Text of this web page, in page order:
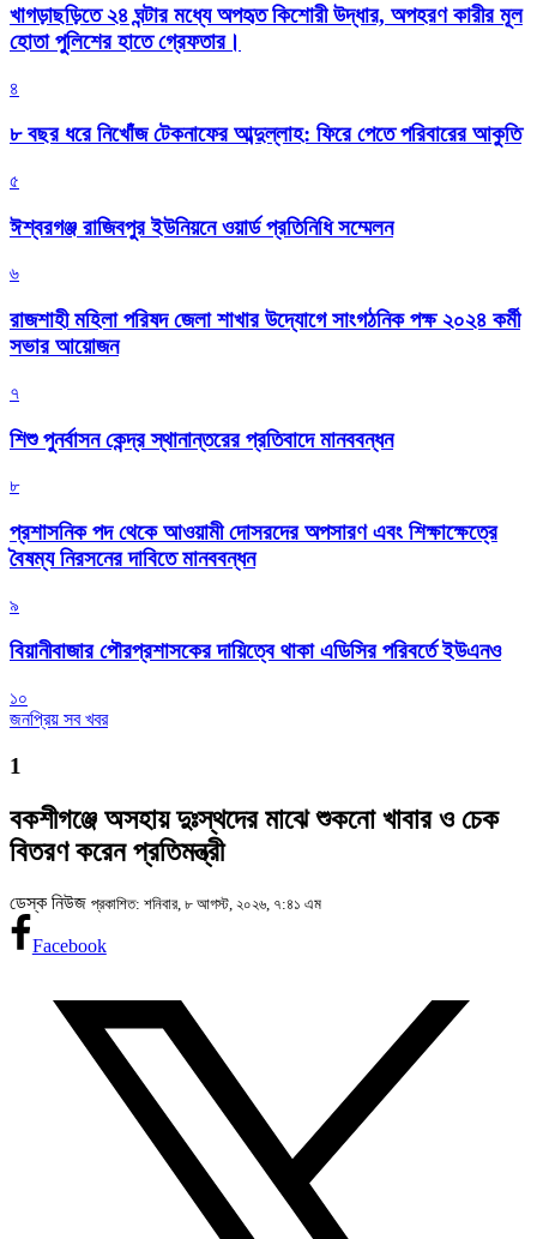
খাগড়াছড়িতে ২৪ ঘন্টার মধ্যে অপহৃত কিশোরী উদ্ধার, অপহরণ কারীর মূল
হোতা পুলিশের হাতে গ্রেফতার।
৪
৮ বছর ধরে নিখোঁজ টেকনাফের আব্দুল্লাহ: ফিরে পেতে পরিবারের আকুতি
৫
ঈশ্বরগঞ্জ রাজিবপুর ইউনিয়নে ওয়ার্ড প্রতিনিধি সম্মেলন
৬
রাজশাহী মহিলা পরিষদ জেলা শাখার উদ্যোগে সাংগঠনিক পক্ষ ২০২৪ কর্মী
সভার আয়োজন
৭
শিশু পুনর্বাসন কেন্দ্র স্থানান্তরের প্রতিবাদে মানববন্ধন
৮
প্রশাসনিক পদ থেকে আওয়ামী দোসরদের অপসারণ এবং শিক্ষাক্ষেত্রে
বৈষম্য নিরসনের দাবিতে মানববন্ধন
৯
বিয়ানীবাজার পৌরপ্রশাসকের দায়িত্বে থাকা এডিসির পরিবর্তে ইউএনও
১০
জনপ্রিয় সব খবর
1
বকশীগঞ্জে অসহায় দুঃস্থদের মাঝে শুকনো খাবার ও চেক
বিতরণ করেন প্রতিমন্ত্রী
ডেস্ক নিউজ প্রকাশিত: শনিবার, ৮ আগস্ট, ২০২৬, ৭:৪১ এম
Facebook